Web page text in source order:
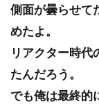
側面が曇らせて
めたよ。
リアクター時代
たんだろう。
でも俺は最終的